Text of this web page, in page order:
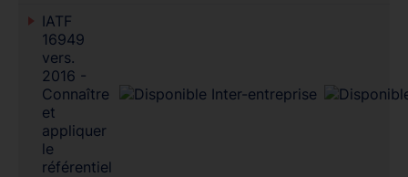
IATF
16949
vers.
2016 -
Connaître
et
appliquer
le
référentiel